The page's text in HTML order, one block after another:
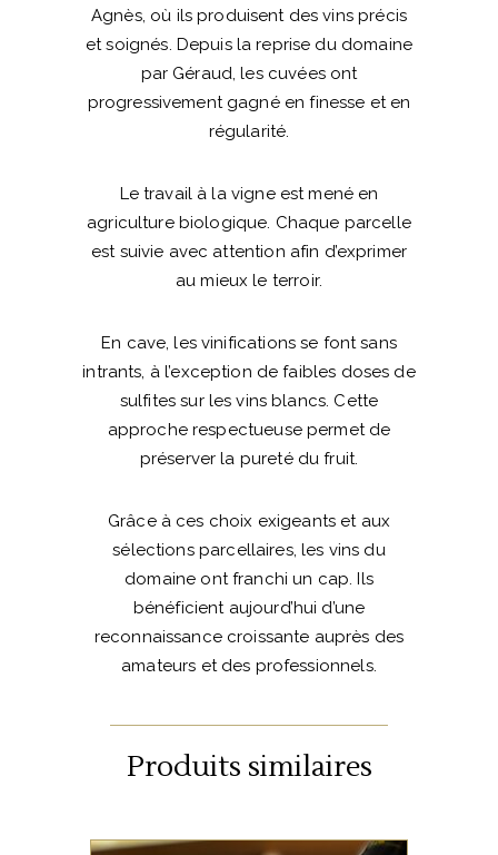
Blanches
quantité
Agnès, où ils produisent des vins précis
et soignés. Depuis la reprise du domaine
par Géraud, les cuvées ont
progressivement gagné en finesse et en
régularité.
Le travail à la vigne est mené en
agriculture biologique. Chaque parcelle
est suivie avec attention afin d’exprimer
au mieux le terroir.
En cave, les vinifications se font sans
intrants, à l’exception de faibles doses de
sulfites sur les vins blancs. Cette
approche respectueuse permet de
préserver la pureté du fruit.
Grâce à ces choix exigeants et aux
sélections parcellaires, les vins du
domaine ont franchi un cap. Ils
bénéficient aujourd’hui d’une
reconnaissance croissante auprès des
amateurs et des professionnels.
Produits similaires